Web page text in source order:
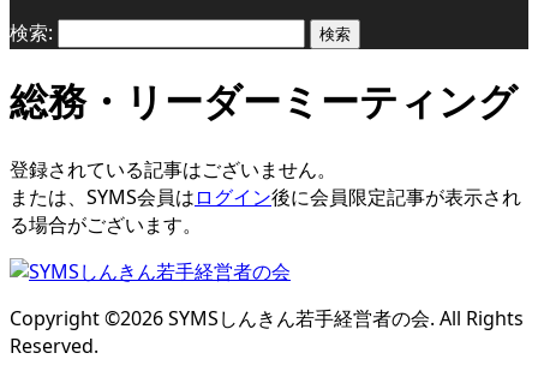
検索:
総務・リーダーミーティング
登録されている記事はございません。
または、SYMS会員はログイン後に会員限定記事が表示され
る場合がございます。
Copyright ©2026SYMSしんきん若手経営者の会. All Rights
Reserved.